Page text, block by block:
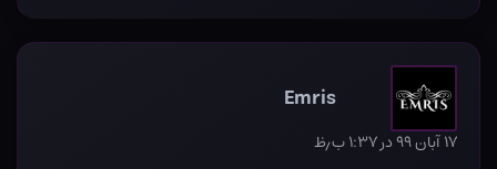
Emris
۱۷ آبان ۹۹ در ۱:۳۷ ب٫ظ